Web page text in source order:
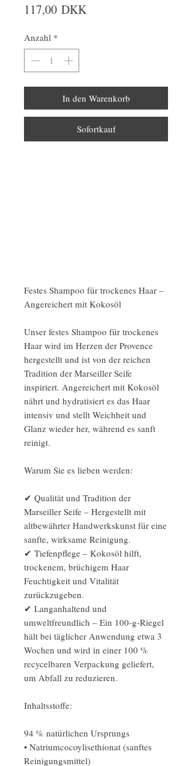
117,00 DKKPreis
Anzahl *
In den Warenkorb
Sofortkauf
Festes Shampoo für trockenes Haar –
Angereichert mit Kokosöl
Unser festes Shampoo für trockenes
Haar wird im Herzen der Provence
hergestellt und ist von der reichen
Tradition der Marseiller Seife
inspiriert. Angereichert mit Kokosöl
nährt und hydratisiert es das Haar
intensiv und stellt Weichheit und
Glanz wieder her, während es sanft
reinigt.
Warum Sie es lieben werden:
✔ Qualität und Tradition der
Marseiller Seife – Hergestellt mit
altbewährter Handwerkskunst für eine
sanfte, wirksame Reinigung.
✔ Tiefenpflege – Kokosöl hilft,
trockenem, brüchigem Haar
Feuchtigkeit und Vitalität
zurückzugeben.
✔ Langanhaltend und
umweltfreundlich – Ein 100-g-Riegel
hält bei täglicher Anwendung etwa 3
Wochen und wird in einer 100 %
recycelbaren Verpackung geliefert,
um Abfall zu reduzieren.
Inhaltsstoffe:
94 % natürlichen Ursprungs
• Natriumcocoylisethionat (sanftes
Reinigungsmittel)